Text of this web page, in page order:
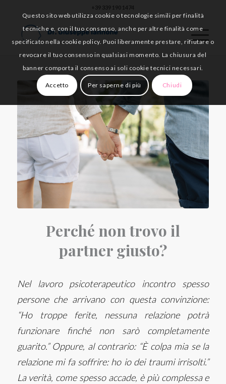
+39 339 190 1474
Perché non trovo il
partner giusto?
Nel lavoro psicoterapeutico incontro spesso
persone che arrivano con questa convinzione:
“Ho troppe ferite, nessuna relazione potrà
funzionare finché non sarò completamente
guarito.” Oppure, al contrario: “È colpa mia se la
relazione mi fa soffrire: ho io dei traumi irrisolti.”
La verità, come spesso accade, è più complessa e
Questo sito web utilizza cookie o tecnologie simili per finalità
tecniche e, con il tuo consenso, anche per altre finalità come
specificato nella cookie policy. Puoi liberamente prestare, rifiutare o
revocare il tuo consenso in qualsiasi momento. La chiusura del
banner comporta il consenso ai soli cookie tecnici necessari.
Accetto Per saperne di più Chiudi